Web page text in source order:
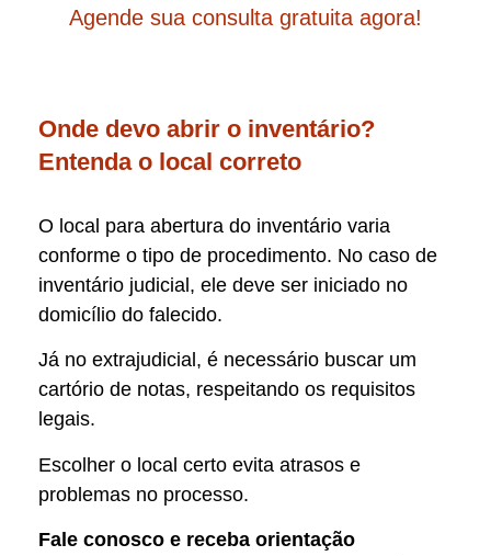
Agende sua consulta gratuita agora!
Onde devo abrir o inventário?
Entenda o local correto
O local para abertura do inventário varia
conforme o tipo de procedimento. No caso de
inventário judicial, ele deve ser iniciado no
domicílio do falecido.
Já no extrajudicial, é necessário buscar um
cartório de notas, respeitando os requisitos
legais.
Escolher o local certo evita atrasos e
problemas no processo.
Fale conosco e receba orientação